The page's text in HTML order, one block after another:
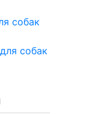
собак
собак